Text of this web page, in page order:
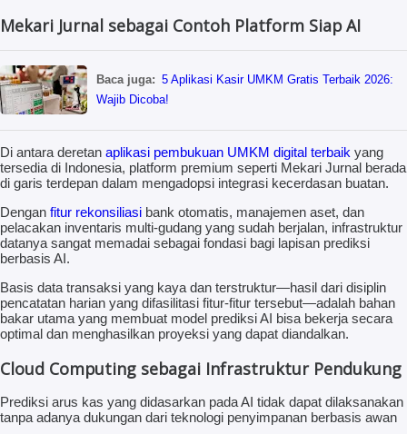
Mekari Jurnal sebagai Contoh Platform Siap AI
Baca juga: 5 Aplikasi Kasir UMKM Gratis Terbaik 2026:
Wajib Dicoba!
Di antara deretan aplikasi pembukuan UMKM digital terbaik yang
tersedia di Indonesia, platform premium seperti Mekari Jurnal berada
di garis terdepan dalam mengadopsi integrasi kecerdasan buatan.
Dengan fitur rekonsiliasi bank otomatis, manajemen aset, dan
pelacakan inventaris multi-gudang yang sudah berjalan, infrastruktur
datanya sangat memadai sebagai fondasi bagi lapisan prediksi
berbasis AI.
Basis data transaksi yang kaya dan terstruktur—hasil dari disiplin
pencatatan harian yang difasilitasi fitur-fitur tersebut—adalah bahan
bakar utama yang membuat model prediksi AI bisa bekerja secara
optimal dan menghasilkan proyeksi yang dapat diandalkan.
Cloud Computing sebagai Infrastruktur Pendukung
Prediksi arus kas yang didasarkan pada AI tidak dapat dilaksanakan
tanpa adanya dukungan dari teknologi penyimpanan berbasis awan